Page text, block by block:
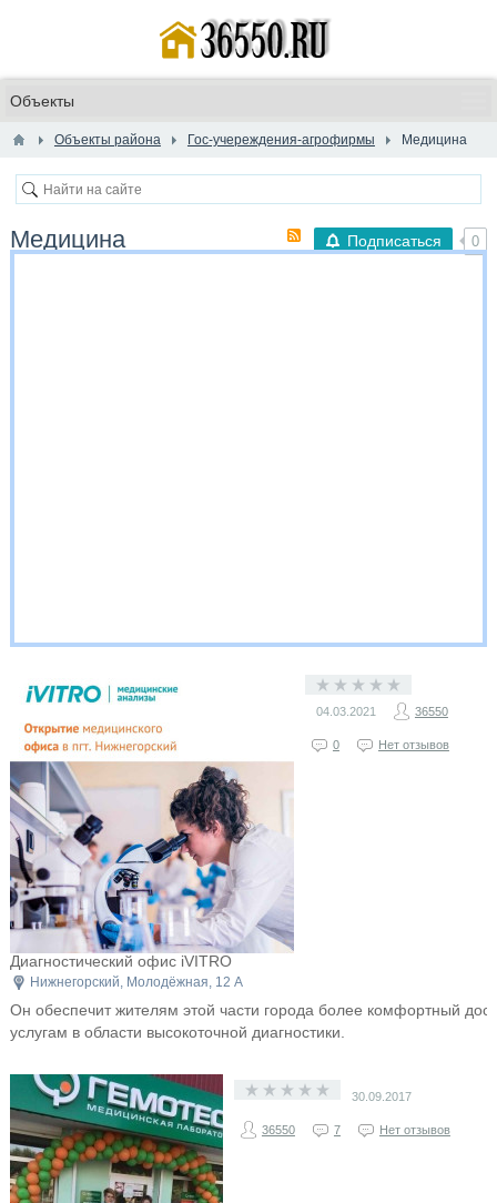
Объекты района Гос-учереждения-агрофирмы Медицина
Подписаться 0
Медицина
Диагностический офис iVITRO
Нижнегорский, Молодёжная, 12 А
Он обеспечит жителям этой части города более комфортный
услугам в области высокоточной диагностики.
04.03.2021 36550
0 Нет отзывов
30.09.2017
36550 7 Нет отзывов